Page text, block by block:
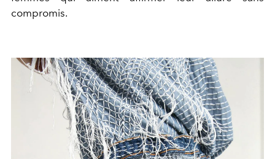
compromis.